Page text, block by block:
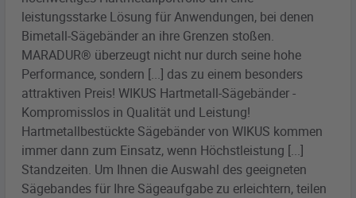
leistungsstarke Lösung für Anwendungen, bei denen
Bimetall-Sägebänder an ihre Grenzen stoßen.
MARADUR® überzeugt nicht nur durch seine hohe
Performance, sondern [...] das zu einem besonders
attraktiven Preis! WIKUS Hartmetall-Sägebänder-
Kompromisslos in Qualität und Leistung!
Hartmetallbestückte Sägebändervon WIKUS kommen
immer dann zum Einsatz, wenn Höchstleistung [...]
Standzeiten. Um Ihnen die Auswahl des geeigneten
Sägebandesfür Ihre Sägeaufgabe zu erleichtern, teilen